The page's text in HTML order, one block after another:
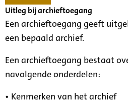
Uitleg bij archieftoegang
Een archieftoegang geeft
een bepaald archief.
Een archieftoegang bestaat
navolgende onderdelen:
• Kenmerken van het archief